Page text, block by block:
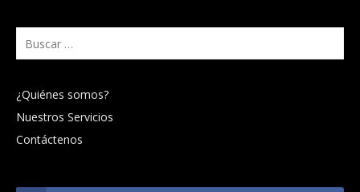
Buscar:
¿Quiénes somos?
Nuestros Servicios
Contáctenos